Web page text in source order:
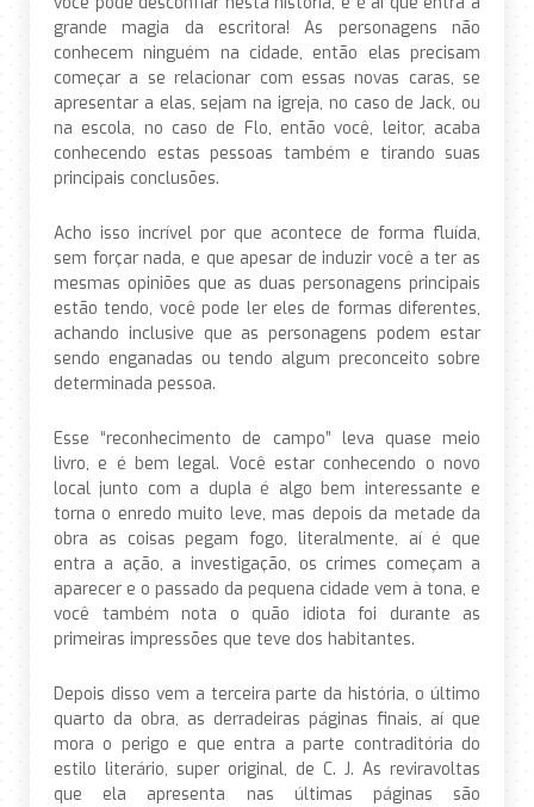
grande magia da escritora! As personagens não
conhecem ninguém na cidade, então elas precisam
começar a se relacionar com essas novas caras, se
apresentar a elas, sejam na igreja, no caso de Jack, ou
na escola, no caso de Flo, então você, leitor, acaba
conhecendo estas pessoas também e tirando suas
principais conclusões.
Acho isso incrível por que acontece de forma fluída,
sem forçar nada, e que apesar de induzir você a ter as
mesmas opiniões que as duas personagens principais
estão tendo, você pode ler eles de formas diferentes,
achando inclusive que as personagens podem estar
sendo enganadas ou tendo algum preconceito sobre
determinada pessoa.
Esse “reconhecimento de campo” leva quase meio
livro, e é bem legal. Você estar conhecendo o novo
local junto com a dupla é algo bem interessante e
torna o enredo muito leve, mas depois da metade da
obra as coisas pegam fogo, literalmente, aí é que
entra a ação, a investigação, os crimes começam a
aparecer e o passado da pequena cidade vem à tona, e
você também nota o quão idiota foi durante as
primeiras impressões que teve dos habitantes.
Depois disso vem a terceira parte da história, o último
quarto da obra, as derradeiras páginas finais, aí que
mora o perigo e que entra a parte contraditória do
estilo literário, super original, de C. J. As reviravoltas
que ela apresenta nas últimas páginas são